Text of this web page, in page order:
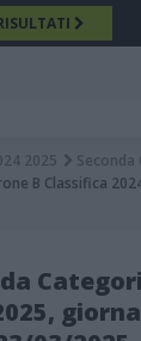
2025 Seconda
B Classifica